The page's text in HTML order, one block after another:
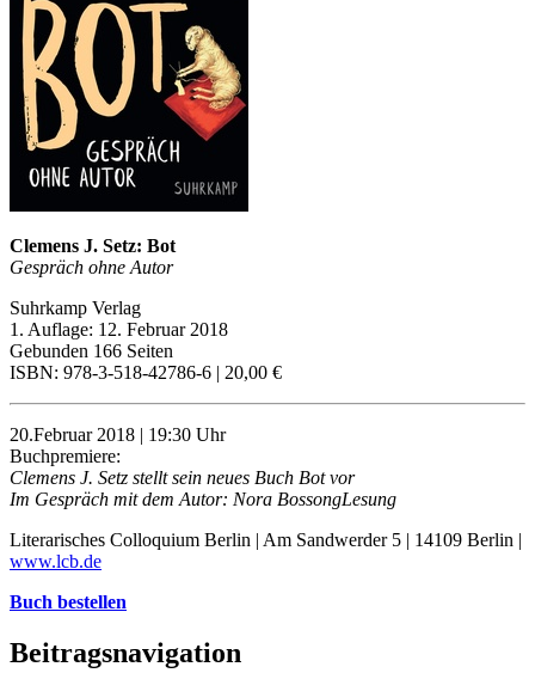
Clemens J. Setz: Bot
Gespräch ohne Autor
Suhrkamp Verlag
1. Auflage: 12. Februar 2018
Gebunden 166 Seiten
ISBN: 978-3-518-42786-6 | 20,00 €
20.Februar 2018 | 19:30 Uhr
Buchpremiere:
Clemens J. Setz stellt sein neues Buch Bot vor
Im Gespräch mit dem Autor: Nora BossongLesung
Literarisches Colloquium Berlin | Am Sandwerder 5 | 14109 Berlin |
www.lcb.de
Buch bestellen
Beitragsnavigation